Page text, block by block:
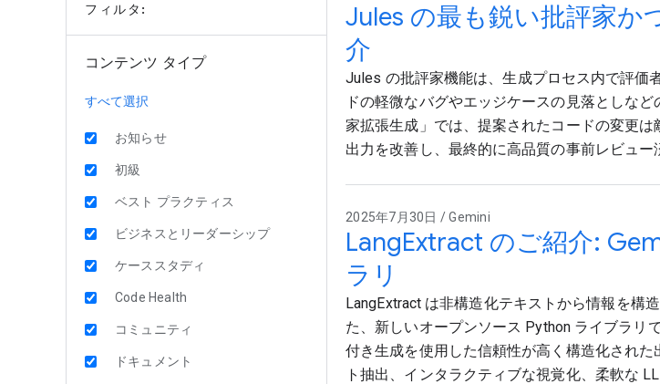
フィルタ:
コンテンツ タイプ
すべて選択
お知らせ
初級
ベスト プラクティス
ビジネスとリーダーシップ
ケーススタディ
Code Health
コミュニティ
ドキュメント
Jules の最も鋭い批評家か
介
Jules の批評家機能は、生成プロセス内で評価
ドの軽微なバグやエッジケースの見落としな
家拡張生成」では、提案されたコードの変更
出力を改善し、最終的に高品質の事前レビュー
2025年7月30日 / Gemini
LangExtract のご紹介:
ラリ
LangExtract は非構造化テキストから情報を構
た、新しいオープンソース Python ライブラリ
付き生成を使用した信頼性が高く構造化され
ト抽出、インタラクティブな視覚化、柔軟な